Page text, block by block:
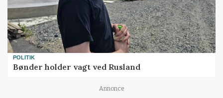
POLITIK
Bønder holder vagt ved Rusland
Annonce